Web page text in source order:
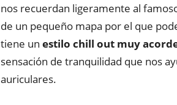
nos recuerdan ligeramente al
de un pequeño mapa por el que
tiene un estilo chill out muy
sensación de tranquilidad que nos
auriculares.